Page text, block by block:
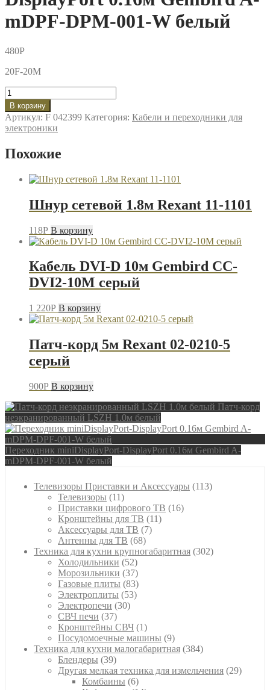
mDPF-DPM-001-W белый
480P
20F-20M
Количество
товара
Переходник
miniDisplayPort-
DisplayPort
Gembird
mDPF-
В корзину
Артикул: F 042399 Категория: Кабели и переходники для
электроники
Похожие
Шнур сетевой 1.8м Rexant 11-1101
118P В корзину
Кабель DVI-D 10м Gembird CC-
DVI2-10M серый
1 220P В корзину
Патч-корд 5м Rexant 02-0210-5
серый
900P В корзину
Патч-корд
неэкранированный LSZH 1.0м белый
Переходник miniDisplayPort-DisplayPort 0.16м Gembird A-
mDPM-DPF-001-W белый
Телевизоры Приставки и Аксессуары 113113
Телевизоры 1111
товаров
Приставки цифрового ТВ 1616
Кронштейны для ТВ 1111
Аксессуары для ТВ 77
Антенны для ТВ 6868
товаров
Техника для кухни крупногабаритная 302302
Холодильники 5252
товара
Морозильники 3737
товаров
Газовые плиты 8383
товара
Электроплиты 5353
Электропечи 3030
СВЧ печи 3737
товаров
Кронштейны СВЧ 11
товар
Посудомоечные машины 99
товаров
Техника для кухни малогабаритная 384384
Блендеры 3939
товаров
Другая мелкая техника для измельчения 2929
Комбаины 66